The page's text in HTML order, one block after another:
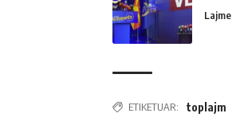
Lajme
ETIKETUAR: toplajm